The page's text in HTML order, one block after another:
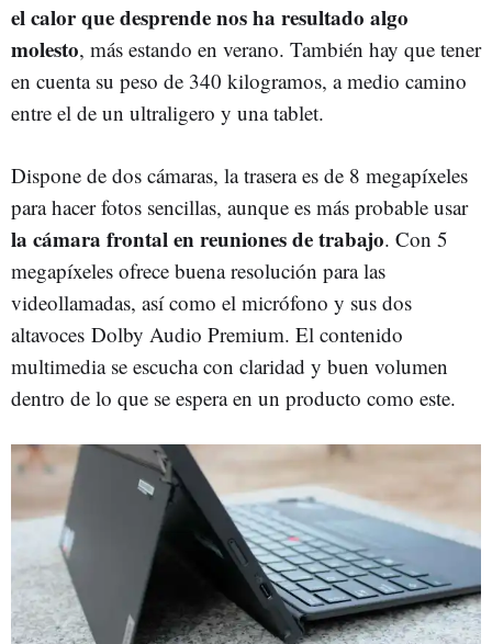
el calor que desprende nos ha resultado algo
molesto, más estando en verano. También hay que tener
en cuenta su peso de 340 kilogramos, a medio camino
entre el de un ultraligero y una tablet.
Dispone de dos cámaras, la trasera es de 8 megapíxeles
para hacer fotos sencillas, aunque es más probable usar
la cámara frontal en reuniones de trabajo. Con 5
megapíxeles ofrece buena resolución para las
videollamadas, así como el micrófono y sus dos
altavoces Dolby Audio Premium. El contenido
multimedia se escucha con claridad y buen volumen
dentro de lo que se espera en un producto como este.